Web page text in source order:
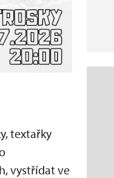
textařky
vystřídat ve